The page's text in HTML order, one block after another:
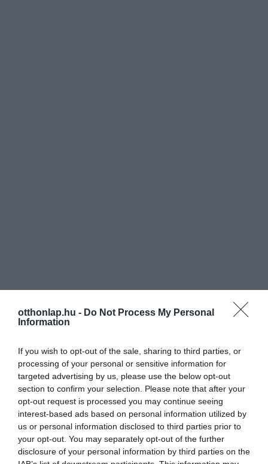
otthonlap.hu - Do Not Process My Personal
Information
If you wish to opt-out of the sale, sharing to third parties, or
processing of your personal or sensitive information for
targeted advertising by us, please use the below opt-out
section to confirm your selection. Please note that after your
opt-out request is processed you may continue seeing
interest-based ads based on personal information utilized by
us or personal information disclosed to third parties prior to
your opt-out. You may separately opt-out of the further
disclosure of your personal information by third parties on the